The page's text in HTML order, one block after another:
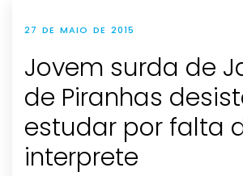
27 DE MAIO DE 2015
Jovem surda de
de Piranhas
estudar por falta
interprete